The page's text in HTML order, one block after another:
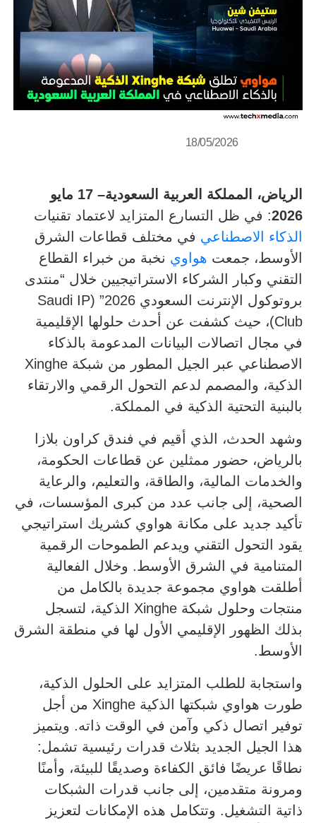
18/05/2026
الرياض، المملكة العربية السعودية– 17 مايو
2026: في ظل التسارع المتزايد لاعتماد تقنيات
الذكاء الاصطناعي في مختلف قطاعات الشرق
الأوسط، جمعت هواوي نخبة من خبراء القطاع
التقني وكبار الشركاء الاستراتيجيين خلال “منتدى
بروتوكول الإنترنت السعودي 2026” (Saudi IP
Club)، حيث كشفت عن أحدث حلولها الإقليمية
في مجال اتصالات البيانات المدعومة بالذكاء
الاصطناعي عبر الجيل المطور من شبكة Xinghe
الذكية، والمصمم لدعم التحول الرقمي والارتقاء
بالبنية التحتية الذكية في المملكة.
وشهد الحدث، الذي أقيم في فندق كراون بلازا
بالرياض، حضور ممثلين عن قطاعات الحكومة،
والخدمات المالية، والطاقة، والتعليم، والرعاية
الصحية، إلى جانب عدد من كبرى المؤسسات، في
تأكيد جديد على مكانة هواوي كشريك استراتيجي
يقود التحول التقني ويدعم الطموحات الرقمية
المتنامية في الشرق الأوسط. وخلال الفعالية
أطلقت هواوي مجموعة جديدة بالكامل من
منتجات وحلول شبكة Xinghe الذكية، لتسجل
بذلك الظهور الإقليمي الأول لها في منطقة الشرق
الأوسط.
واستجابة للطلب المتزايد على الحلول الذكية،
طورت هواوي شبكتها الذكية Xinghe من أجل
توفير اتصال ذكي وآمن في الوقت ذاته. ويتميز
هذا الجيل الجديد بثلاث قدرات رئيسية تشمل:
نطاقًا عريضًا فائق الكفاءة وصديقًا للبيئة، وأمنًا
ومرونة متقدمين، إلى جانب قدرات الشبكات
ذاتية التشغيل. وتتكامل هذه الإمكانات لتعزيز